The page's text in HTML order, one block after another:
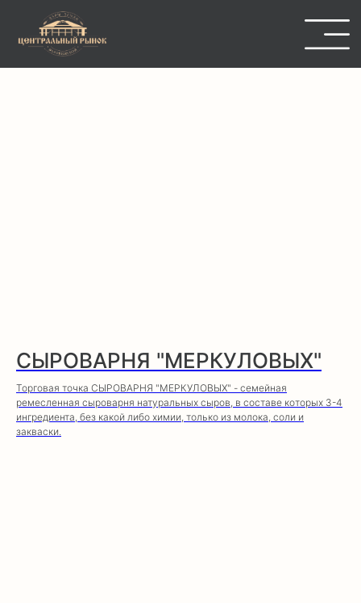
СЫРОВАРНЯ "МЕРКУЛОВЫХ"
Торговая точка СЫРОВАРНЯ "МЕРКУЛОВЫХ" - семейная
ремесленная сыроварня натуральных сыров, в составе которых 3-4
ингредиента, без какой либо химии, только из молока, соли и
закваски.